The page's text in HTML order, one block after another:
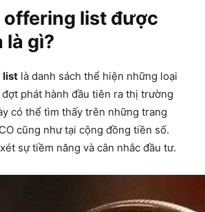
list được
là gì?
list là danh sách thể hiện những loại
phát hành đầu tiên ra thị trường
có thể tìm thấy trên những trang
cũng như tại cộng đồng tiền số.
sự tiềm năng và cân nhắc đầu tư.